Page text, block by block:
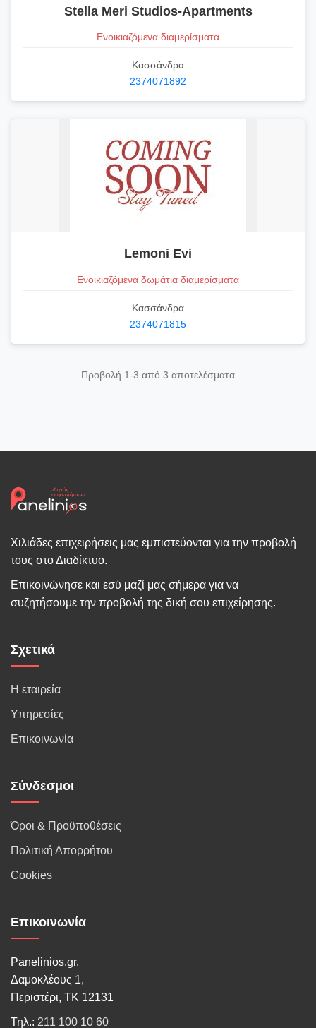
Stella Meri Studios-Apartments
Ενοικιαζόμενα διαμερίσματα
Κασσάνδρα
2374071892
Lemoni Evi
Ενοικιαζόμενα δωμάτια διαμερίσματα
Κασσάνδρα
2374071815
Προβολή 1-3 από 3 αποτελέσματα
Χιλιάδες επιχειρήσεις μας εμπιστεύονται για την προβολή
τους στο Διαδίκτυο.
Επικοινώνησε και εσύ μαζί μας σήμερα για να
συζητήσουμε την προβολή της δική σου επιχείρησης.
Σχετικά
Η εταιρεία
Υπηρεσίες
Επικοινωνία
Σύνδεσμοι
Όροι & Προϋποθέσεις
Πολιτική Απορρήτου
Cookies
Επικοινωνία
Panelinios.gr,
Δαμοκλέους 1,
Περιστέρι, ΤΚ 12131
Τηλ.: 211 100 10 60